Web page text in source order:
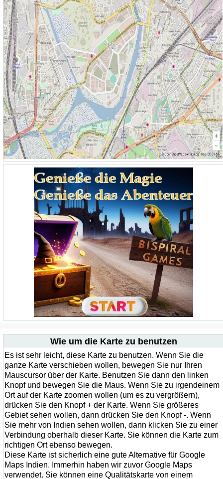
Wie um die Karte zu benutzen
Es ist sehr leicht, diese Karte zu benutzen. Wenn Sie die
ganze Karte verschieben wollen, bewegen Sie nur Ihren
Mauscursor über der Karte. Benutzen Sie dann den linken
Knopf und bewegen Sie die Maus. Wenn Sie zu irgendeinem
Ort auf der Karte zoomen wollen (um es zu vergrößern),
drücken Sie den Knopf + der Karte. Wenn Sie größeres
Gebiet sehen wollen, dann drücken Sie den Knopf -. Wenn
Sie mehr von Indien sehen wollen, dann klicken Sie zu einer
Verbindung oberhalb dieser Karte. Sie können die Karte zum
richtigen Ort ebenso bewegen.
Diese Karte ist sicherlich eine gute Alternative für Google
Maps Indien. Immerhin haben wir zuvor Google Maps
verwendet. Sie können eine Qualitätskarte von einem